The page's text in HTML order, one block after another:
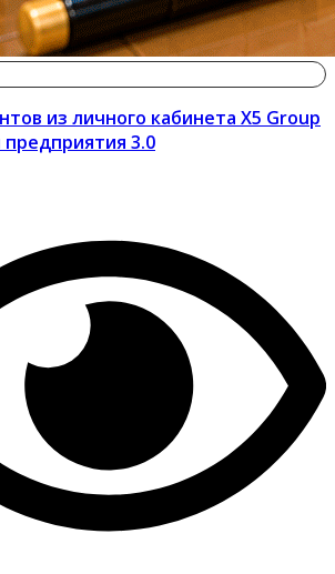
из личного кабинета X5 Group
предприятия 3.0